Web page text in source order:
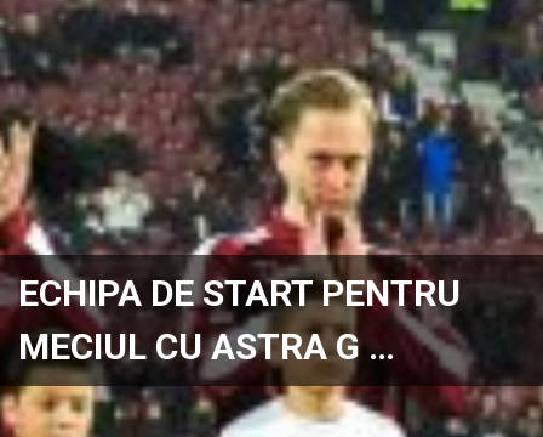
ECHIPA DE START PENTRU
MECIUL CU ASTRA G …